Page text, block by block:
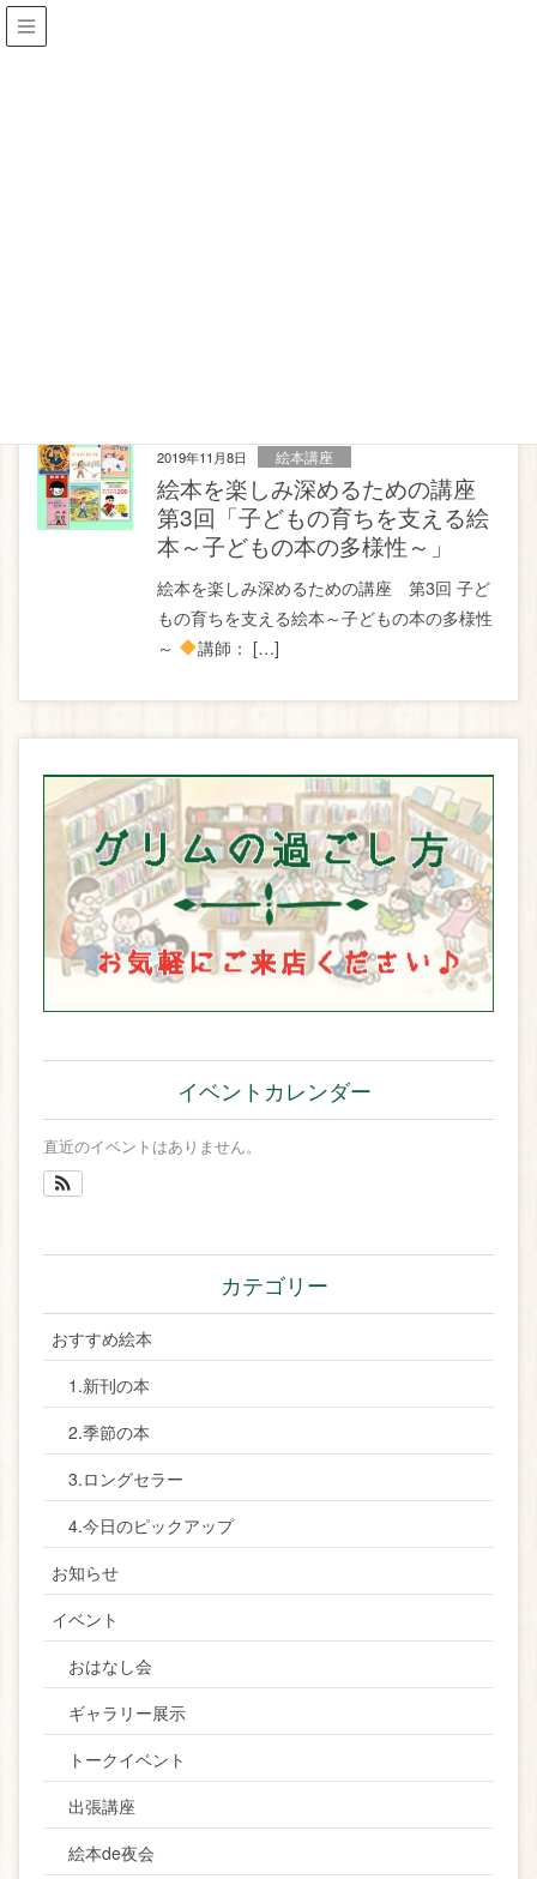
2019年11月8日 絵本講座
絵本を楽しみ深めるための講座
第3回「子どもの育ちを支える絵
本～子どもの本の多様性～」
絵本を楽しみ深めるための講座 第3回 子ど
もの育ちを支える絵本～子どもの本の多様性
～
講師： […]
イベントカレンダー
直近のイベントはありません。
カテゴリー
おすすめ絵本
1.新刊の本
2.季節の本
3.ロングセラー
4.今日のピックアップ
お知らせ
イベント
おはなし会
ギャラリー展示
トークイベント
出張講座
絵本de夜会